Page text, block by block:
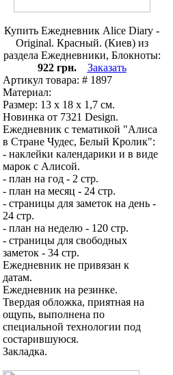
Купить Ежедневник Alice Diary -
Original. Красный. (Киев) из
раздела Ежедневники, Блокноты:
922 грн.
Заказать
Артикул товара: # 1897
Материал:
Размер: 13 х 18 х 1,7 см.
Новинка от 7321 Design.
Ежедневник с тематикой "Алиса
в Стране Чудес, Белый Кролик":
- наклейки календарики и в виде
марок с Алисой.
- план на год - 2 стр.
- план на месяц - 24 стр.
- страницы для заметок на день -
24 стр.
- план на неделю - 120 стр.
- страницы для свободных
заметок - 34 стр.
Ежедневник не привязан к
датам.
Ежедневник на резинке.
Твердая обложка, приятная на
ощупь, выполнена по
специальной технологии под
состарившуюся.
Закладка.